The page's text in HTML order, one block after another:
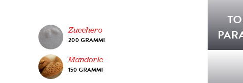
Zucchero
200 GRAMMI
Mandorle
150 GRAMMI